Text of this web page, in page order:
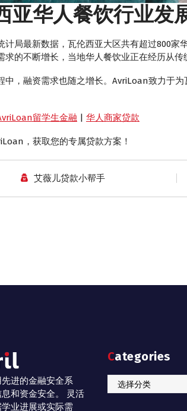
亚华人餐饮行业发
计局最新数据，瓦伦西亚大区共有超过800家
求的不断增长，当地华人餐饮业正在经历从传
中，融资需求也随之增长。AvriLoan致力于
留学生金融 | 华人商家贷款
，获取您的专属贷款方案！
艾薇儿贷款小帮手
进的金融安全系
和资金安全。 灵活
业进展或实际需
Categories
Categories